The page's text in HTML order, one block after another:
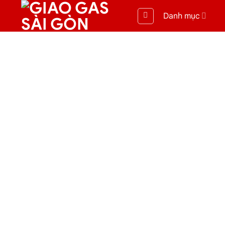
Danh mục